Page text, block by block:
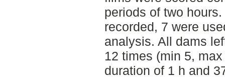
periods of two
recorded, 7 were
analysis. All dams
12 times (min 5,
duration of 1 h and